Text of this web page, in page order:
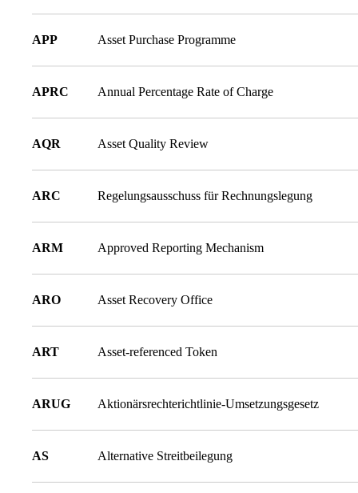
APP Asset Purchase Programme
APRC Annual Percentage Rate of Charge
AQR Asset Quality Review
ARC Regelungsausschuss für Rechnungslegung
ARM Approved Reporting Mechanism
ARO Asset Recovery Office
ART Asset-referenced Token
ARUG Aktionärsrechterichtlinie-Umsetzungsgesetz
AS Alternative Streitbeilegung